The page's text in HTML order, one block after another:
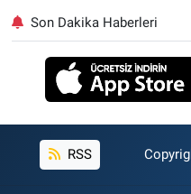
Son Dakika Haberleri
RSS